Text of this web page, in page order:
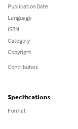
Publication Date
Language
ISBN
Category
Copyright
Contributors
Specifications
Format